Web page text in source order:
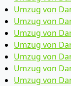
Umzug von
Umzug von
Umzug von
Umzug von
Umzug von
Umzug von
Umzug von